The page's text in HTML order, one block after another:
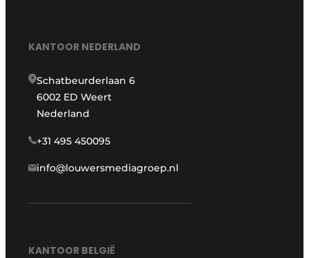
KANTOOR NEDERLAND
Schatbeurderlaan 6
6002 ED Weert
Nederland
+31 495 450095
info@louwersmediagroep.nl
KANTOOR BELGIË